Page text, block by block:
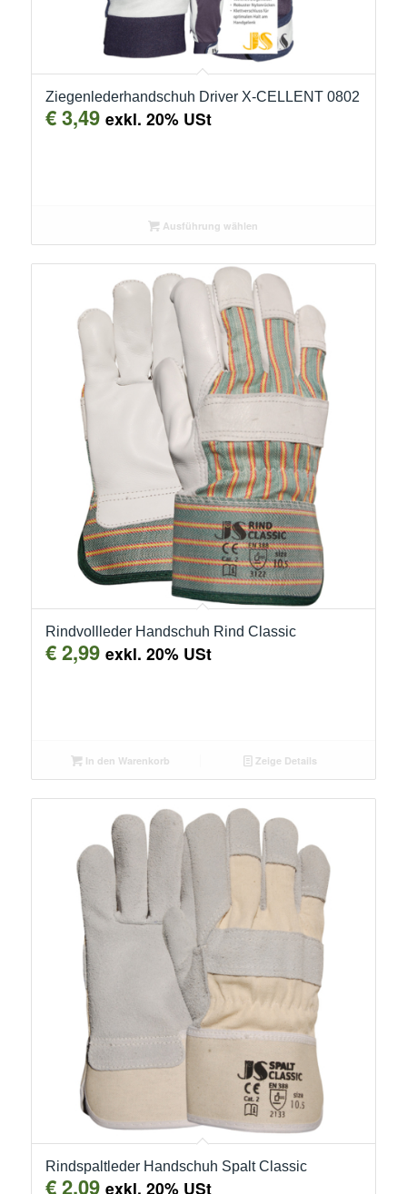
Ziegenlederhandschuh Driver X-CELLENT 0802
€3,49 exkl. 20% USt
Ausführung wählen
Rindvollleder Handschuh Rind Classic
€2,99 exkl. 20% USt
In den Warenkorb Zeige Details
Rindspaltleder Handschuh Spalt Classic
€2,09 exkl. 20% USt